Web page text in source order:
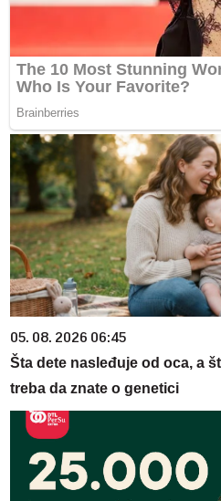
05. 08. 2026 06:45
Šta dete nasleđuje od oca, a
treba da znate o genetici